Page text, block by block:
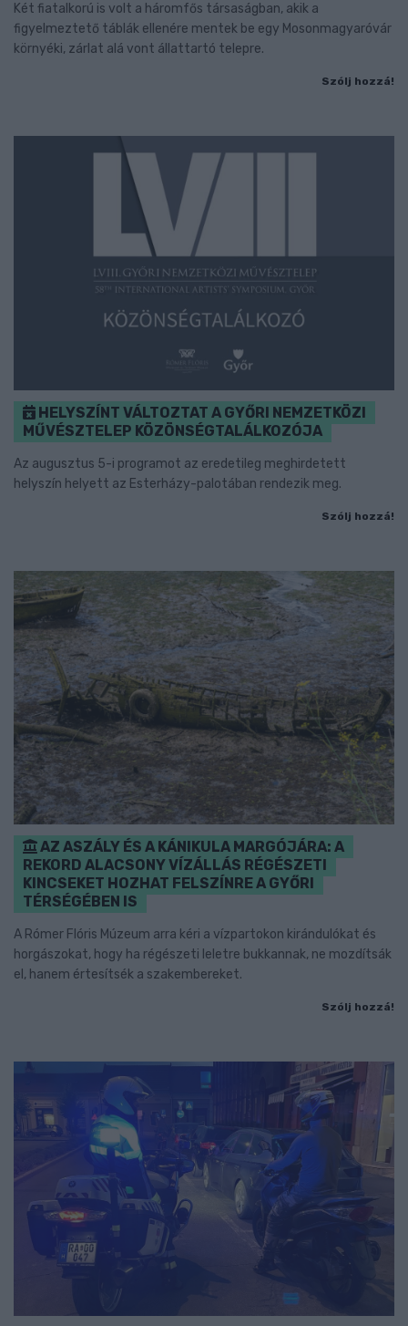
Két fiatalkorú is volt a háromfős társaságban, akik a
figyelmeztető táblák ellenére mentek be egy Mosonmagyaróvár
környéki, zárlat alá vont állattartó telepre.
Szólj hozzá!
HELYSZÍNT VÁLTOZTAT A GYŐRI NEMZETKÖZI
MŰVÉSZTELEP KÖZÖNSÉGTALÁLKOZÓJA
Az augusztus 5-i programot az eredetileg meghirdetett
helyszín helyett az Esterházy-palotában rendezik meg.
Szólj hozzá!
AZ ASZÁLY ÉS A KÁNIKULA MARGÓJÁRA: A
REKORD ALACSONY VÍZÁLLÁS RÉGÉSZETI
KINCSEKET HOZHAT FELSZÍNRE A GYŐRI
TÉRSÉGÉBEN IS
A Rómer Flóris Múzeum arra kéri a vízpartokon kirándulókat és
horgászokat, hogy ha régészeti leletre bukkannak, ne mozdítsák
el, hanem értesítsék a szakembereket.
Szólj hozzá!